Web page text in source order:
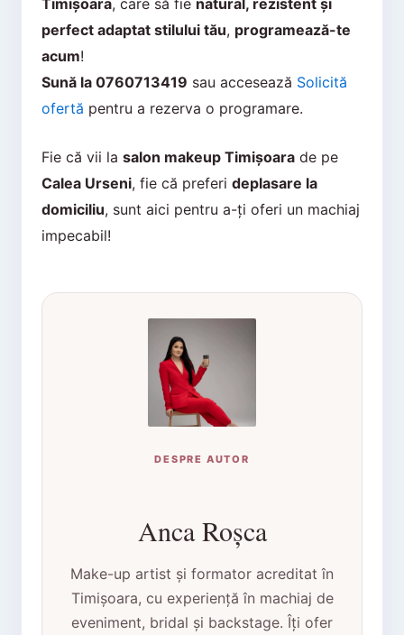
perfect adaptat stilului tău, programează-te
acum!
Sună la 0760713419 sau accesează Solicită
ofertă pentru a rezerva o programare.
Fie că vii la salon makeup Timișoarade pe
Calea Urseni, fie că preferi deplasare la
domiciliu, sunt aici pentru a-ți oferi un machiaj
impecabil!
DESPRE AUTOR
Anca Roșca
Make-up artist și formator acreditat în
Timișoara, cu experiență în machiaj de
eveniment, bridal și backstage. Îți ofer